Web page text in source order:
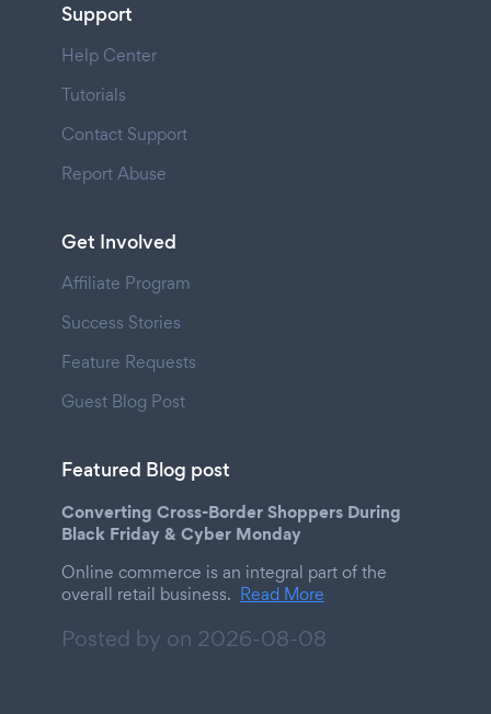
Support
Help Center
Tutorials
Contact Support
Report Abuse
Get Involved
Affiliate Program
Success Stories
Feature Requests
Guest Blog Post
Featured Blog post
Converting Cross-Border Shoppers During
Black Friday & Cyber Monday
Online commerce is an integral part of the
overall retail business. Read More
Posted by on 2026-08-08